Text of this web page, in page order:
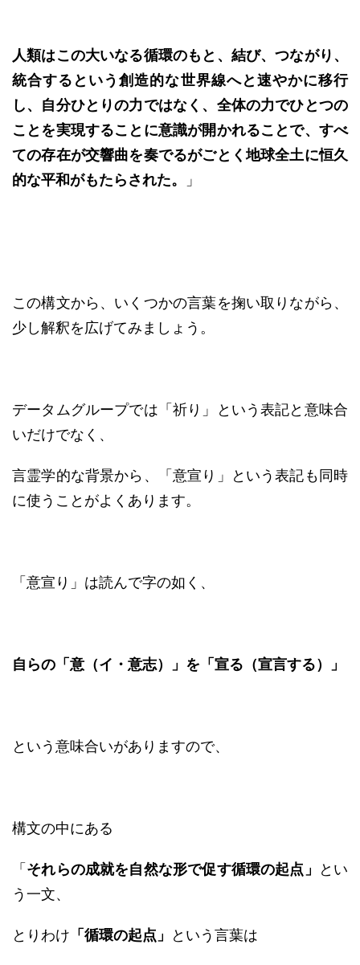
人類はこの大いなる循環のもと、結び、つながり、
統合するという創造的な世界線へと速やかに移行
し、自分ひとりの力ではなく、全体の力でひとつの
ことを実現することに意識が開かれることで、すべ
ての存在が交響曲を奏でるがごとく地球全土に恒久
的な平和がもたらされた。
」
この構文から、いくつかの言葉を掬い取りながら、
少し解釈を広げてみましょう。
データムグループでは「祈り」という表記と意味合
いだけでなく、
言霊学的な背景から、「意宣り」という表記も同時
に使うことがよくあります。
「意宣り」は読んで字の如く、
自らの「意（イ・意志）」を「宣る（宣言する）」
という意味合いがありますので、
構文の中にある
「 それらの成就を自然な形で促す循環の起点」
とい
う一文、
とりわけ 「循環の起点」 という言葉は